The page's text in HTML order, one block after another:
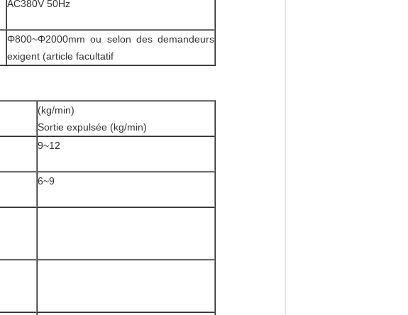
AC380V 50Hz
Φ800~Φ2000mm ou selon des demandeurs
exigent (article facultatif
(kg/min)
Sortie expulsée (kg/min)
9~12
6~9